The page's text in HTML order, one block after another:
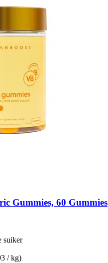
Gummies, 60 Gummies
suiker
/ kg)